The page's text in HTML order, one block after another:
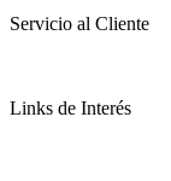
Servicio al Cliente
Links de Interés